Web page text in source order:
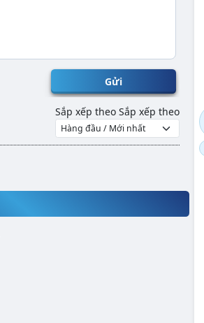
Gửi
Sắp xếp theo Sắp xếp theo